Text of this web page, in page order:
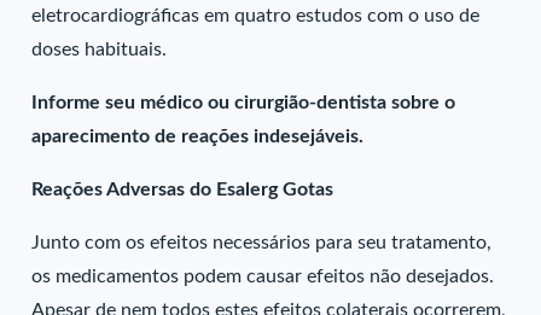
eletrocardiográficas em quatro estudos com o uso de
doses habituais.
Informe seu médico ou cirurgião-dentista sobre o
aparecimento de reações indesejáveis.
Reações Adversas do Esalerg Gotas
Junto com os efeitos necessários para seu tratamento,
os medicamentos podem causar efeitos não desejados.
Apesar de nem todos estes efeitos colaterais ocorrerem,